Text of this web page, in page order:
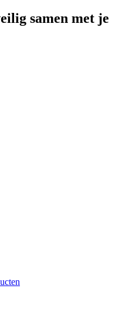
samen met je